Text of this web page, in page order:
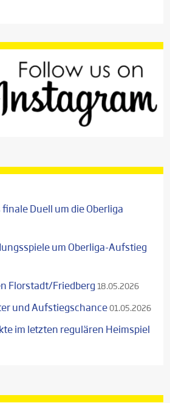
Duell um die Oberliga
um Oberliga-Aufstieg
Florstadt/Friedberg 18.05.2026
und Aufstiegschance01.05.2026
im letzten regulären Heimspiel